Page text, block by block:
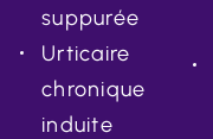
suppurée
Urticaire
chronique
induite